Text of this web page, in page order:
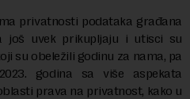
privatnosti podataka građana
još uvek prikupljaju i utisci su
su obeležili godinu za nama, pa
godina sa više aspekata
prava na privatnost, kako u